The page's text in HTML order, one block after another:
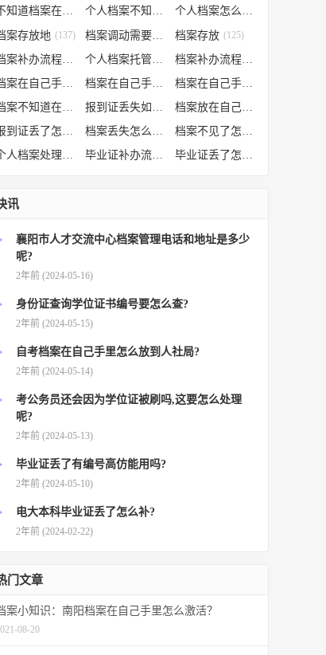
不知道档案在哪里 (240) 个人档案不知道在哪儿 (191) 个人档案怎么调动
案存放地 (137) 档案调动需要什么手续 (130)
档案存放 (125)
(106) (102) 档案补办流程
(85) 档案在自己手里 (66) 档案在自己手里怎么处理
档案不知道在哪怎么办 (62) 报到证丢失如何补办 (54) 档案放在自己手上
报到证丢了怎么补办 (52) 档案丢失怎么补办 (51) 档案不见了怎么补办
个人档案处理方法 (38) 毕业证补办流程 (36) 毕业证丢了怎么办
讯
襄阳市人才交流中心档案管理电话和地址是多少
呢?
2年前 (2024-05-16)
身份证查询学位证书编号要怎么查?
2年前 (2024-05-15)
自考档案在自己手里怎么放到人社局?
2年前 (2024-05-14)
考公务员还会因为学位证被刷吗,这要怎么处理
呢?
2年前 (2024-05-13)
毕业证丢了有编号高仿能用吗?
2年前 (2024-05-10)
电大本科毕业证丢了怎么补?
2年前 (2024-02-22)
门文章
案小知识：南阳档案在自己手里怎么激活？
08-20